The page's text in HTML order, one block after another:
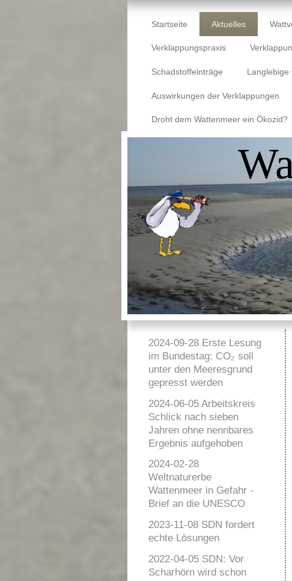
Startseite Aktuelles
Verklappungspraxis
Schadstoffeinträge Langlebige
Auswirkungen der Verklappungen
Droht dem Wattenmeer ein Ökozid?
2024-09-28 Erste Lesung
im Bundestag: CO₂ soll
unter den Meeresgrund
gepresst werden
2024-06-05 Arbeitskreis
Schlick nach sieben
Jahren ohne nennbares
Ergebnis aufgehoben
2024-02-28
Weltnaturerbe
Wattenmeer in Gefahr -
Brief an die UNESCO
2023-11-08 SDN fordert
echte Lösungen
2022-04-05 SDN: Vor
Scharhörn wird schon